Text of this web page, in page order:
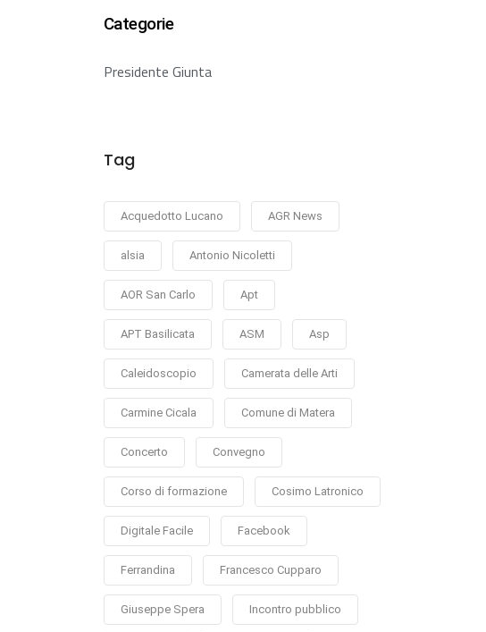
Categorie
Presidente Giunta
Tag
Acquedotto Lucano AGR News
alsia Antonio Nicoletti
AOR San Carlo Apt
APT Basilicata ASM Asp
Caleidoscopio Camerata delle Arti
Carmine Cicala Comune di Matera
Concerto Convegno
Corso di formazione Cosimo Latronico
Digitale Facile Facebook
Ferrandina Francesco Cupparo
Giuseppe Spera Incontro pubblico